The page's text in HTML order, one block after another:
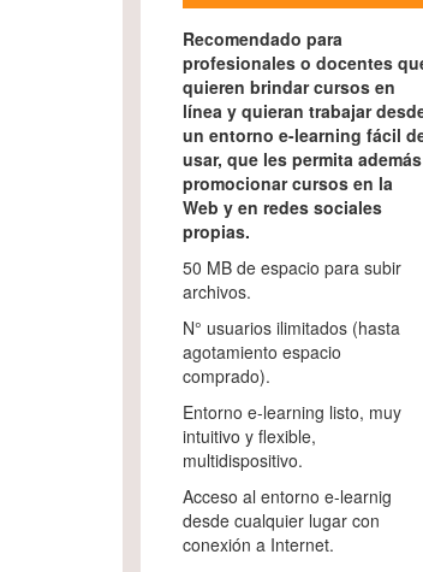
Recomendado para
profesionales o docentes
quieren brindar cursos en
línea y quieran trabajar
un entorno e-learning fácil
usar, que les permita además
promocionar cursos en la
Web y en redes sociales
propias.
50 MB de espacio para subir
archivos.
N° usuarios ilimitados (hasta
agotamiento espacio
comprado).
Entorno e-learning listo, muy
intuitivo y flexible,
multidispositivo.
Acceso al entorno e-learnig
desde cualquier lugar con
conexión a Internet.